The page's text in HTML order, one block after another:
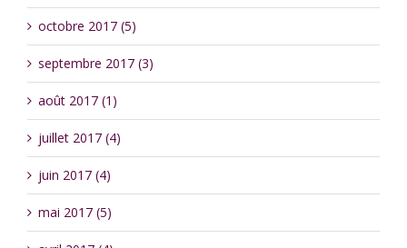
octobre 2017 (5)
septembre 2017 (3)
août 2017 (1)
juillet 2017 (4)
juin 2017 (4)
mai 2017 (5)